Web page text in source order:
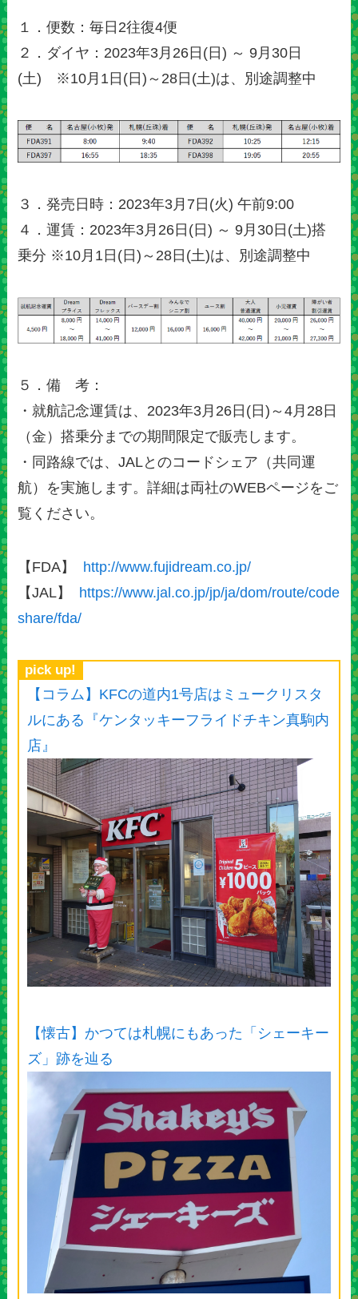
１．便数：毎日2往復4便
２．ダイヤ：2023年3月26日(日) ～ 9月30日
(土) ※10月1日(日)～28日(土)は、別途調整中
３．発売日時：2023年3月7日(火) 午前9:00
４．運賃：2023年3月26日(日) ～ 9月30日(土)搭
乗分 ※10月1日(日)～28日(土)は、別途調整中
５．備 考：
・就航記念運賃は、2023年3月26日(日)～4月28日
（金）搭乗分までの期間限定で販売します。
・同路線では、JALとのコードシェア（共同運
航）を実施します。詳細は両社のWEBページをご
覧ください。
【FDA】 http://www.fujidream.co.jp/
【JAL】 https://www.jal.co.jp/jp/ja/dom/route/code
share/fda/
pick up!
【コラム】KFCの道内1号店はミュークリスタ
ルにある『ケンタッキーフライドチキン真駒内
店』
【懐古】かつては札幌にもあった「シェーキー
ズ」跡を辿る